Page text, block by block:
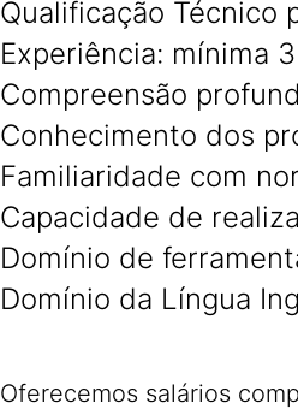
Qualificação Técnico
Experiência: mínima
Compreensão
Conhecimento dos
Familiaridade com
Capacidade de
Domínio de
Domínio da Língua
Oferecemos salários